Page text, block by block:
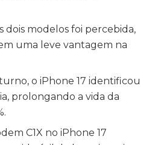
dois modelos foi percebida,
uma leve vantagem na
o iPhone 17 identificou
prolongando a vida da
C1X no iPhone 17